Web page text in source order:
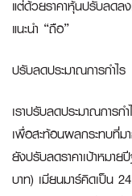
แต่ด้วยราคาหุ้นปรับลดล
แนะนำ “ถือ”
ปรับลดประมาณการกำไร
เราปรับลดประมาณการ
เพื่อสะท้อนผลกระทบที่ม
ยังปรับลดราคาเป้าหมา
บาท) เมียนมาร์คิดเป็น